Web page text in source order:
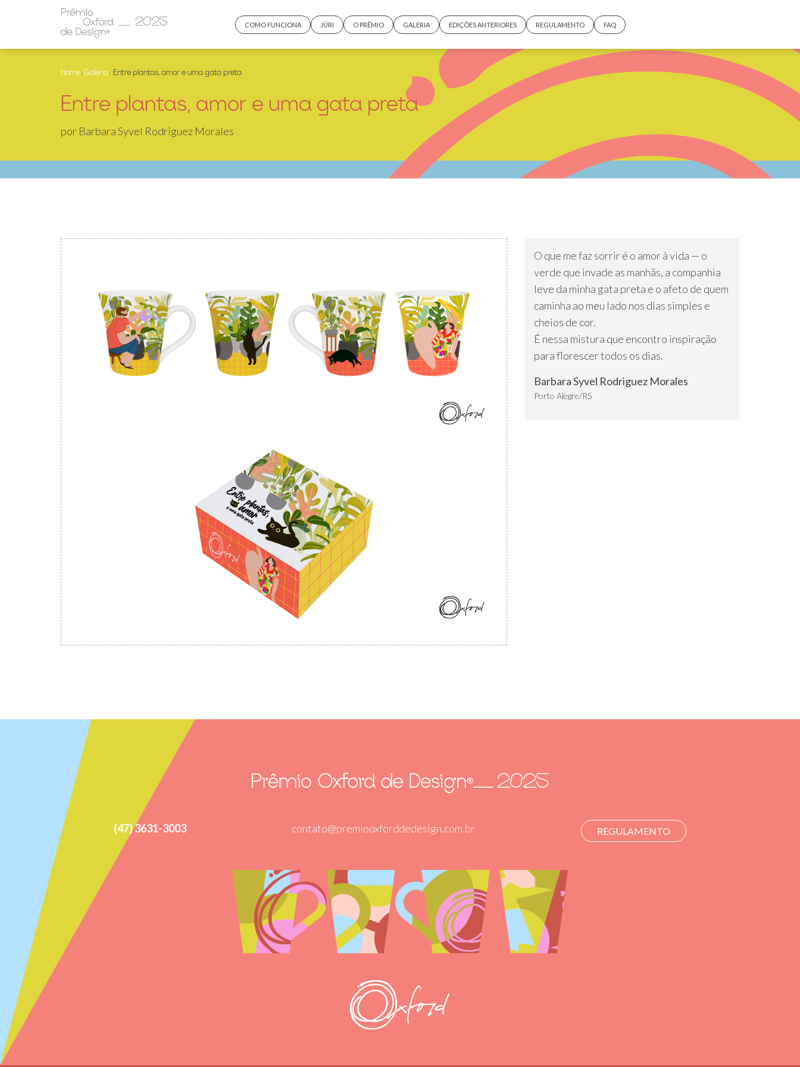
COMO FUNCIONA JÚRI O PRÊMIO GALERIA EDIÇÕES ANTERIORES REGULAMENTO FAQ
Home›Galeria› Entre plantas, amor e uma gata preta
Entre plantas, amor e uma gata preta
por Barbara Syvel Rodriguez Morales
O que me faz sorrir é o amor à vida — o
verde que invade as manhãs, a companhia
leve da minha gata preta e o afeto de quem
caminha ao meu lado nos dias simples e
cheios de cor.
É nessa mistura que encontro inspiração
para florescer todos os dias.
Barbara Syvel Rodriguez Morales
Porto Alegre/RS
(47) 3631-3003 contato@premiooxforddedesign.com.br REGULAMENTO